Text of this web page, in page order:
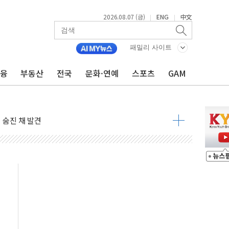
2026.08.07 (금) | ENG | 中文
패밀리 사이트
부동산 전국 문화·연예 스포츠 GAM
건넨 韓기업 조사… "관세 무마용 뇌물 의혹"
식품공사 등 20곳 '최우수'...인천환경공단 등 '부진'
업, 중국제 공유기서 '백도어' 발견
겠다"
세계 1위…국내 회원 34% 증가